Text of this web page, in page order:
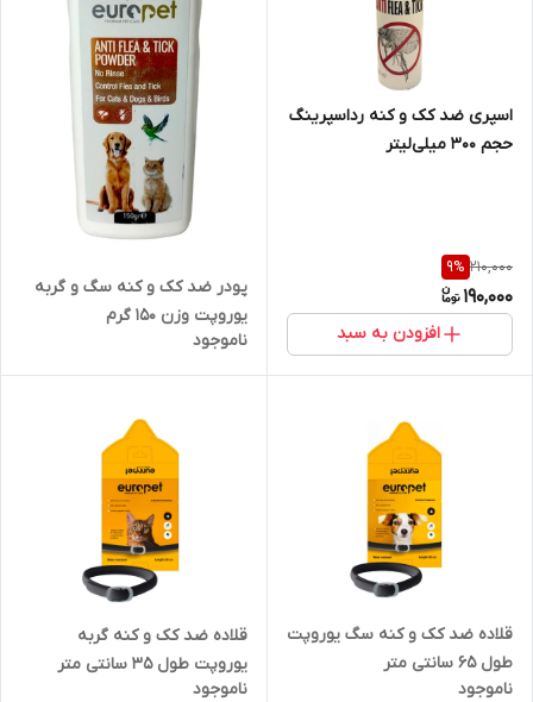
اسپری ضد کک و کنه رداسپرینگ
حجم 300 میلی‌لیتر
210,000
9%
190,000
افزودن به سبد
پودر ضد کک و کنه سگ و گربه
یوروپت وزن 150 گرم
ناموجود
قلاده ضد کک و کنه سگ یوروپت
طول 65 سانتی متر
ناموجود
قلاده ضد کک و کنه گربه
یوروپت طول 35 سانتی متر
ناموجود